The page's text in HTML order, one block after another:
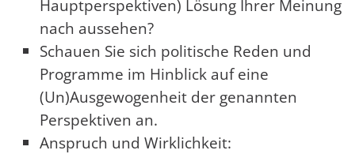
Hauptperspektiven) Lösung Ihrer Meinung
nach aussehen?
Schauen Sie sich politische Reden und
Programme im Hinblick auf eine
(Un)Ausgewogenheit der genannten
Perspektiven an.
Anspruch und Wirklichkeit: